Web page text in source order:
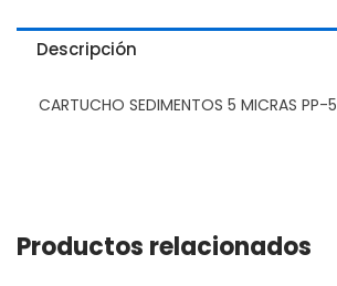
Descripción
CARTUCHO SEDIMENTOS 5 MICRAS PP-5
Productos relacionados